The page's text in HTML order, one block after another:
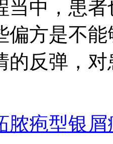
当中，患
偏方是不
的反弹，
脓疱型银